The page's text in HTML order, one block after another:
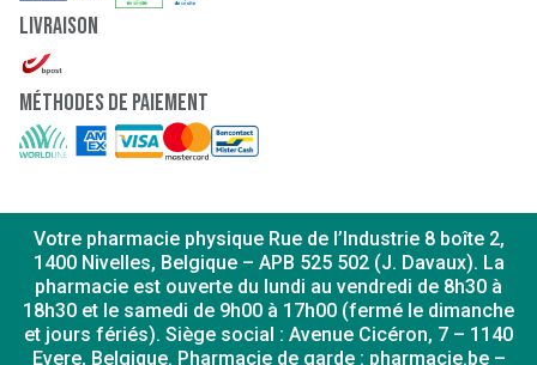
Livraison
Méthodes de paiement
Votre pharmacie physique Rue de l’Industrie 8 boîte 2,
1400 Nivelles, Belgique – APB 525 502 (J. Davaux). La
pharmacie est ouverte du lundi au vendredi de 8h30 à
18h30 et le samedi de 9h00 à 17h00 (fermé le dimanche
et jours fériés). Siège social : Avenue Cicéron, 7 – 1140
Evere, Belgique. Pharmacie de garde : pharmacie.be –